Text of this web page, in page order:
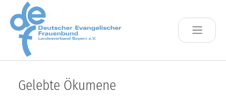
Skip to main content
Gelebte Ökumene